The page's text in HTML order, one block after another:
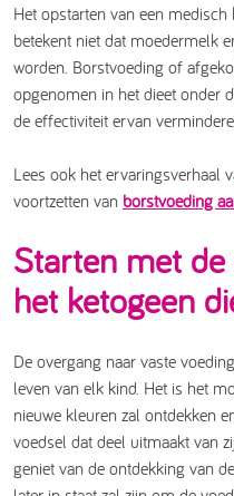
Het opstarten van een
betekent niet dat moedermelk
worden. Borstvoeding of
opgenomen in het dieet onder
de effectiviteit ervan
Lees ook het ervaringsverhaal
voortzetten van borstvoeding
Starten met
het ketogeen
De overgang naar vaste
leven van elk kind. Het is het
nieuwe kleuren zal ontdekken
voedsel dat deel uitmaakt van
geniet van de ontdekking van